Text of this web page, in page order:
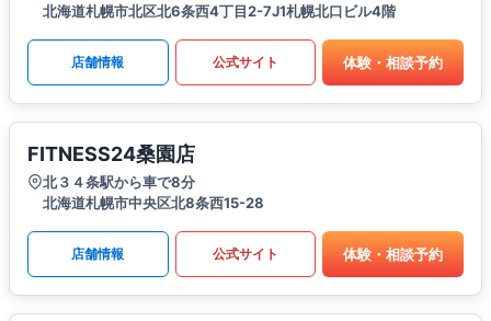
北海道札幌市北区北6条西4丁目2-7J1札幌北口ビル4階
店舗情報 公式サイト 体験・相談予約
FITNESS24桑園店
北３４条駅から車で8分
北海道札幌市中央区北8条西15-28
店舗情報 公式サイト 体験・相談予約